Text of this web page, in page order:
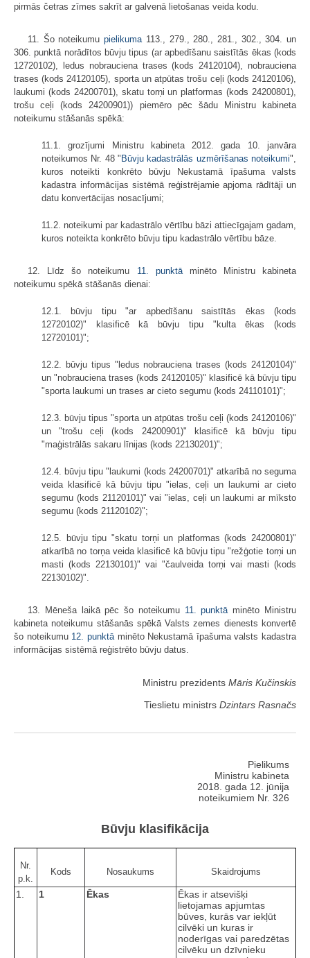
pirmās četras zīmes sakrīt ar galvenā lietošanas veida kodu.
11. Šo noteikumupielikuma 113., 279., 280., 281., 302., 304. un
306. punktā norādītos būvju tipus (ar apbedīšanu saistītās ēkas (kods
12720102), ledus nobrauciena trases (kods 24120104), nobrauciena
trases (kods 24120105), sporta un atpūtas trošu ceļi (kods 24120106),
laukumi (kods 24200701), skatu torņi un platformas (kods 24200801),
trošu ceļi (kods 24200901)) piemēro pēc šādu Ministru kabineta
noteikumu stāšanās spēkā:
11.1. grozījumi Ministru kabineta 2012. gada 10. janvāra
noteikumos Nr. 48 "Būvju kadastrālās uzmērīšanas noteikumi",
kuros noteikti konkrēto būvju Nekustamā īpašuma valsts
kadastra informācijas sistēmā reģistrējamie apjoma rādītāji un
datu konvertācijas nosacījumi;
11.2. noteikumi par kadastrālo vērtību bāzi attiecīgajam gadam,
kuros noteikta konkrēto būvju tipu kadastrālo vērtību bāze.
12. Līdz šo noteikumu 11. punktāminēto Ministru kabineta
noteikumu spēkā stāšanās dienai:
12.1. būvju tipu "ar apbedīšanu saistītās ēkas (kods
12720102)" klasificē kā būvju tipu "kulta ēkas (kods
12720101)";
12.2. būvju tipus "ledus nobrauciena trases (kods 24120104)"
un "nobrauciena trases (kods 24120105)" klasificē kā būvju tipu
"sporta laukumi un trases ar cieto segumu (kods 24110101)";
12.3. būvju tipus "sporta un atpūtas trošu ceļi (kods 24120106)"
un "trošu ceļi (kods 24200901)" klasificē kā būvju tipu
"maģistrālās sakaru līnijas (kods 22130201)";
12.4. būvju tipu "laukumi (kods 24200701)" atkarībā no seguma
veida klasificē kā būvju tipu "ielas, ceļi un laukumi ar cieto
segumu (kods 21120101)" vai "ielas, ceļi un laukumi ar mīksto
segumu (kods 21120102)";
12.5. būvju tipu "skatu torņi un platformas (kods 24200801)"
atkarībā no torņa veida klasificē kā būvju tipu "režģotie torņi un
masti (kods 22130101)" vai "čaulveida torņi vai masti (kods
22130102)".
13. Mēneša laikā pēc šo noteikumu 11. punktā minēto Ministru
kabineta noteikumu stāšanās spēkā Valsts zemes dienests konvertē
šo noteikumu 12. punktāminēto Nekustamā īpašuma valsts kadastra
informācijas sistēmā reģistrēto būvju datus.
Ministru prezidents Māris Kučinskis
Tieslietu ministrs Dzintars Rasnačs
Pielikums
Ministru kabineta
2018. gada 12. jūnija
noteikumiem Nr. 326
Būvju klasifikācija
Nr.
p.k.
Kods Nosaukums Skaidrojums
1. 1 Ēkas
Ēkas ir atsevišķi
lietojamas apjumtas
būves, kurās var iekļūt
cilvēki un kuras ir
noderīgas vai paredzētas
cilvēku un dzīvnieku